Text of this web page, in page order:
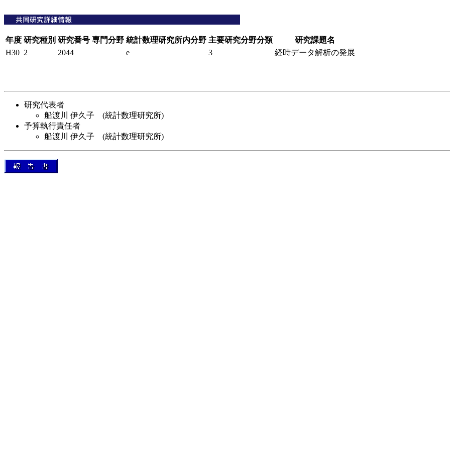
年度 研究種別 研究番号 専門分野 統計数理研究所内分野 主要研究分野分類
研究課題名
H30 2 2044 e 3 経時データ解析の発展
研究代表者
船渡川 伊久子 (統計数理研究所)
予算執行責任者
船渡川 伊久子 (統計数理研究所)